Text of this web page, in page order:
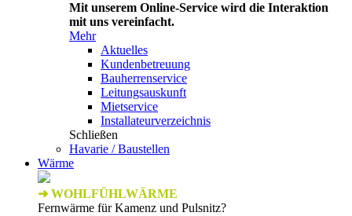
Mit unserem Online-Service wird die Interaktion
mit uns vereinfacht.
Mehr
Aktuelles
Kundenbetreuung
Bauherrenservice
Leitungsauskunft
Mietservice
Installateurverzeichnis
Schließen
Havarie / Baustellen
Wärme
➜ WOHLFÜHLWÄRME
Fernwärme für Kamenz und Pulsnitz?